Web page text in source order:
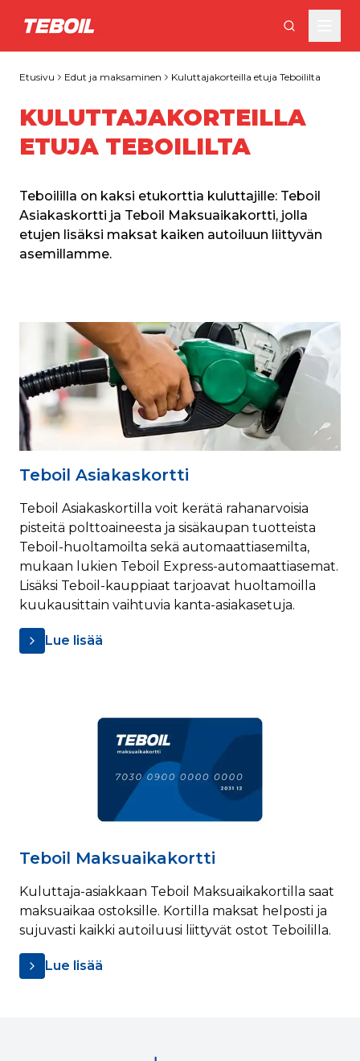
Siirry pääsisältöön
Etusivu Edut ja maksaminen Kuluttajakorteilla etuja Teboililta
KULUTTAJAKORTEILLA
ETUJA TEBOILILTA
Teboililla on kaksi etukorttia kuluttajille: Teboil
Asiakaskortti ja Teboil Maksuaikakortti, jolla
etujen lisäksi maksat kaiken autoiluun liittyvän
asemillamme.
Teboil Asiakaskortti
Teboil Asiakaskortilla voit kerätä rahanarvoisia
pisteitä polttoaineesta ja sisäkaupan tuotteista
Teboil-huoltamoilta sekä automaattiasemilta,
mukaan lukien Teboil Express-automaattiasemat.
Lisäksi Teboil-kauppiaat tarjoavat huoltamoilla
kuukausittain vaihtuvia kanta-asiakasetuja.
Lue lisää
Teboil Maksuaikakortti
Kuluttaja-asiakkaan Teboil Maksuaikakortilla saat
maksuaikaa ostoksille. Kortilla maksat helposti ja
sujuvasti kaikki autoiluusi liittyvät ostot Teboililla.
Lue lisää